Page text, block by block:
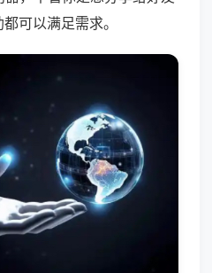
可以满足需求。